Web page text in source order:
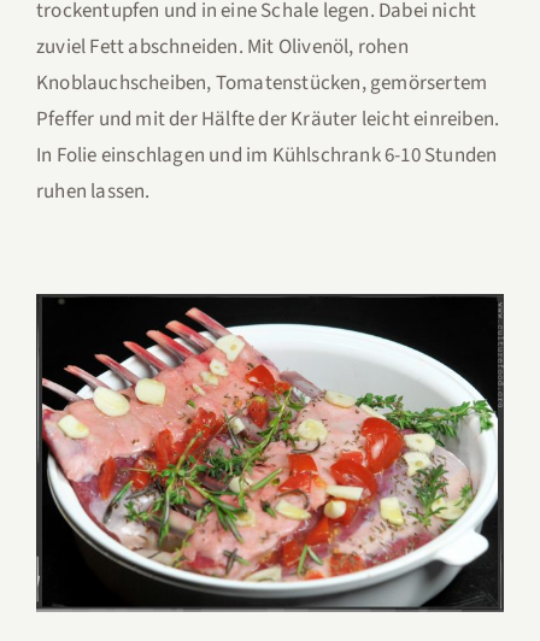
trockentupfen und in eine Schale legen. Dabei nicht
zuviel Fett abschneiden. Mit Olivenöl, rohen
Knoblauchscheiben, Tomatenstücken, gemörsertem
Pfeffer und mit der Hälfte der Kräuter leicht einreiben.
In Folie einschlagen und im Kühlschrank 6-10 Stunden
ruhen lassen.